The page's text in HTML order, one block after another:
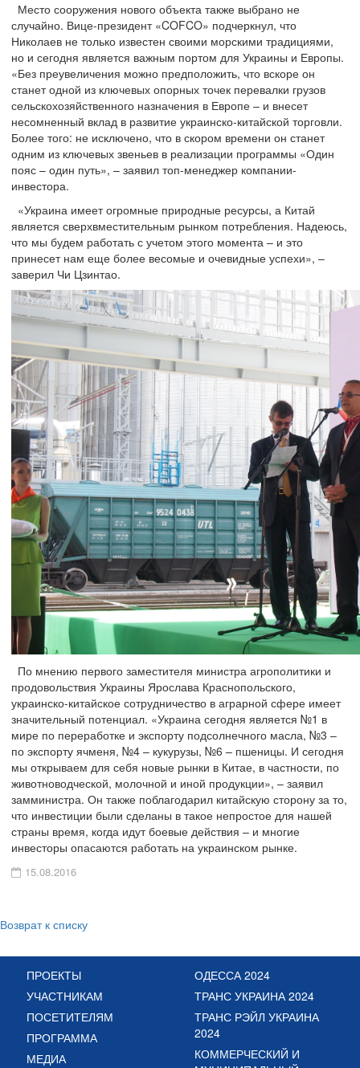
Место сооружения нового объекта также выбрано не
случайно. Вице-президент «COFCO» подчеркнул, что
Николаев не только известен своими морскими традициями,
но и сегодня является важным портом для Украины и Европы.
«Без преувеличения можно предположить, что вскоре он
станет одной из ключевых опорных точек перевалки грузов
сельскохозяйственного назначения в Европе – и внесет
несомненный вклад в развитие украинско-китайской торговли.
Более того: не исключено, что в скором времени он станет
одним из ключевых звеньев в реализации программы «Один
пояс – один путь», – заявил топ-менеджер компании-
инвестора.
«Украина имеет огромные природные ресурсы, а Китай
является сверхвместительным рынком потребления. Надеюсь,
что мы будем работать с учетом этого момента – и это
принесет нам еще более весомые и очевидные успехи», –
заверил Чи Цзинтао.
По мнению первого заместителя министра агрополитики и
продовольствия Украины Ярослава Краснопольского,
украинско-китайское сотрудничество в аграрной сфере имеет
значительный потенциал. «Украина сегодня является №1 в
мире по переработке и экспорту подсолнечного масла, №3 –
по экспорту ячменя, №4 – кукурузы, №6 – пшеницы. И сегодня
мы открываем для себя новые рынки в Китае, в частности, по
животноводческой, молочной и иной продукции», – заявил
замминистра. Он также поблагодарил китайскую сторону за то,
что инвестиции были сделаны в такое непростое для нашей
страны время, когда идут боевые действия – и многие
инвесторы опасаются работать на украинском рынке.
15.08.2016
Возврат к списку
ПРОЕКТЫ
УЧАСТНИКАМ
ПОСЕТИТЕЛЯМ
ПРОГРАММА
МЕДИА
ОДЕССА 2024
ТРАНС УКРАИНА 2024
ТРАНС РЭЙЛ УКРАИНА
2024
КОММЕРЧЕСКИЙ И